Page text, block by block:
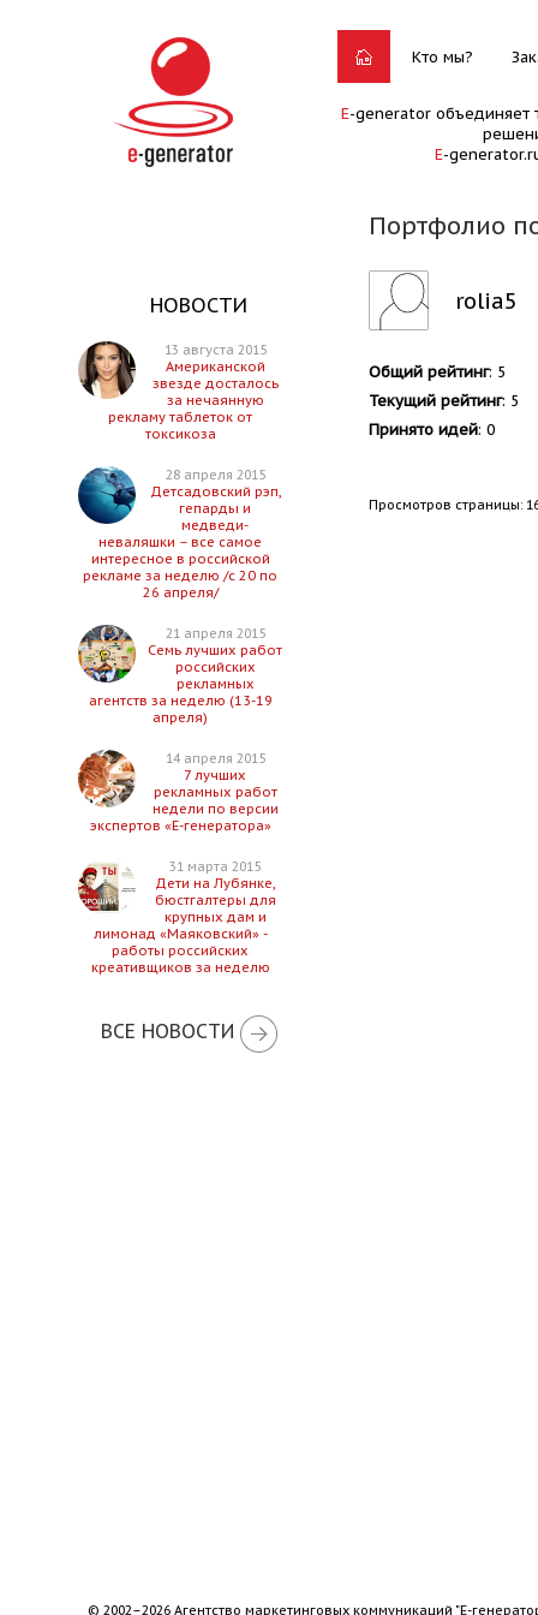
Кто мы?
E-generator объединяет
E-
Портфолио
НОВОСТИ
13 августа 2015
Американской
звезде досталось
за нечаянную
рекламу таблеток от
токсикоза
28 апреля 2015
Детсадовский рэп,
гепарды и
медведи-
неваляшки – все самое
интересное в российской
рекламе за неделю /с 20 по
26 апреля/
21 апреля 2015
Семь лучших работ
российских
рекламных
агентств за неделю (13-19
апреля)
14 апреля 2015
7 лучших
рекламных работ
недели по версии
экспертов «Е-генератора»
31 марта 2015
Дети на Лубянке,
бюстгалтеры для
крупных дам и
лимонад «Маяковский» -
работы российских
креативщиков за неделю
ВСЕ НОВОСТИ
rolia5
Общий рейтинг: 5
Текущий рейтинг: 5
Принято идей: 0
Просмотров страницы:
© 2002–2026 Агентство маркетинговых коммуникаций "Е-